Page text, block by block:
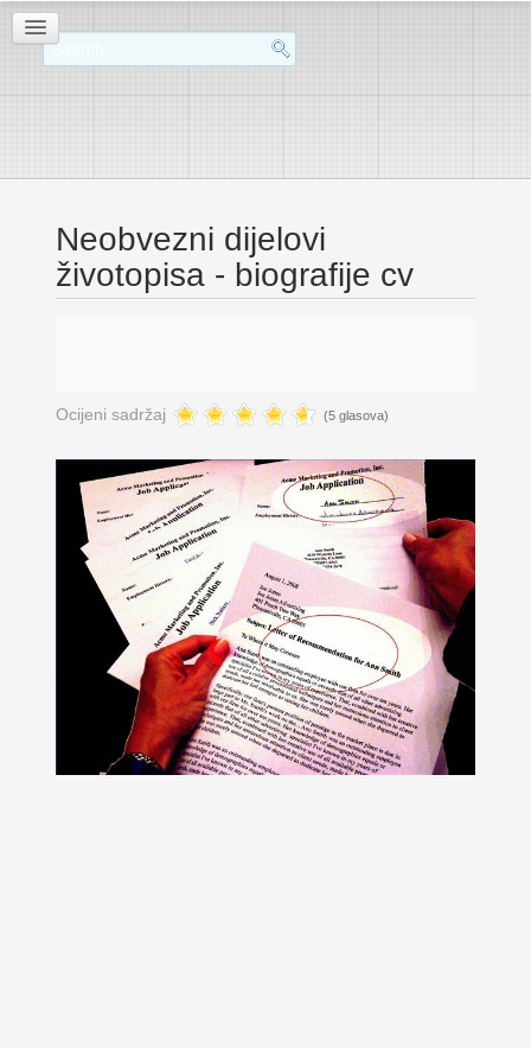
Neobvezni dijelovi
životopisa - biografije cv
Ocijeni sadržaj (5 glasova)